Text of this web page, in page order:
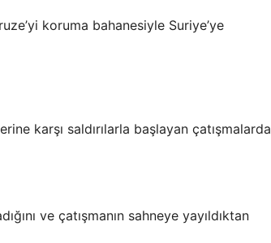
koruma bahanesiyle Suriye’ye
karşı saldırılarla başlayan çatışmalarda
ve çatışmanın sahneye yayıldıktan